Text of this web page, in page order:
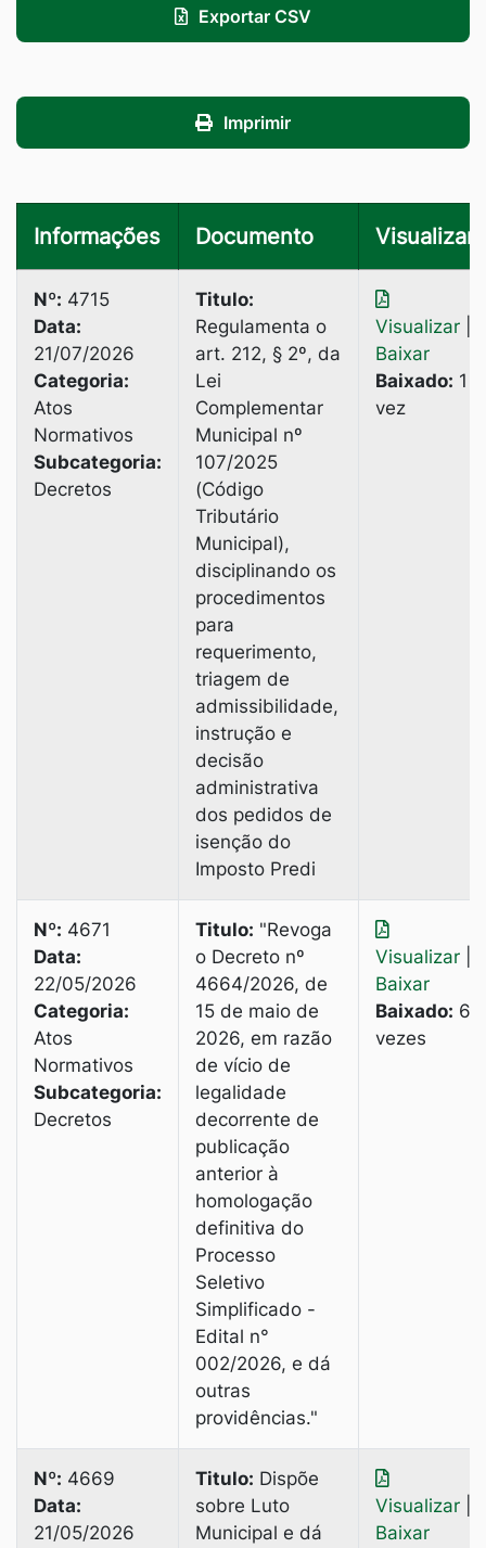
Exportar CSV
Imprimir
Informações Documento Visualizar
Nº: 4715
Data:
21/07/2026
Categoria:
Atos
Normativos
Subcategoria:
Decretos
Titulo:
Regulamenta o
art. 212, § 2º, da
Lei
Complementar
Municipal nº
107/2025
(Código
Tributário
Municipal),
disciplinando os
procedimentos
para
requerimento,
triagem de
admissibilidade,
instrução e
decisão
administrativa
dos pedidos de
isenção do
Imposto Predi
Visualizar
Baixar
Baixado: 1
vez
Nº: 4671
Data:
22/05/2026
Categoria:
Atos
Normativos
Subcategoria:
Decretos
Titulo: "Revoga
o Decreto nº
4664/2026, de
15 de maio de
2026, em razão
de vício de
legalidade
decorrente de
publicação
anterior à
homologação
definitiva do
Processo
Seletivo
Simplificado -
Edital n°
002/2026, e dá
outras
providências."
Visualizar
Baixar
Baixado: 6
vezes
Nº: 4669
Data:
21/05/2026
Titulo: Dispõe
sobre Luto
Municipal e dá
Visualizar
Baixar